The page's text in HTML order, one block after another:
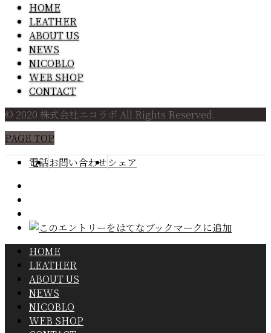
HOME
LEATHER
ABOUT US
NEWS
NICOBLO
WEB SHOP
CONTACT
© 2020 株式会社ニコラボ All Rights Reserved.
PAGE TOP
電話お問い合わせシェア
HOME
LEATHER
ABOUT US
NEWS
NICOBLO
WEB SHOP